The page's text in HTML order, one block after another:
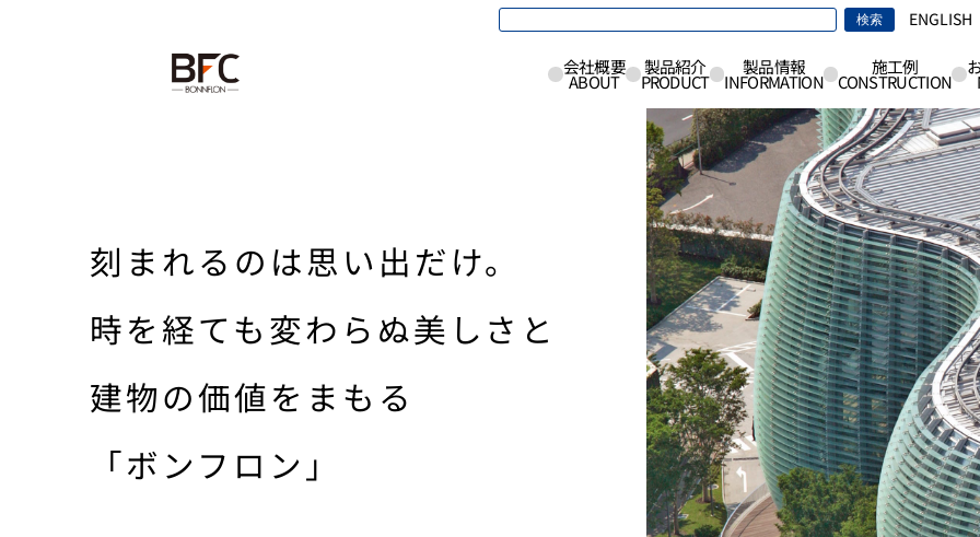
検索 ENGLISH
会社概要
ABOUT
製品紹介
PRODUCT
製品情報
INFORMATION
施工例
CONSTRUCTION
刻まれるのは思い出だけ。
時を経ても変わらぬ美しさと
建物の価値をまもる
「ボンフロン」